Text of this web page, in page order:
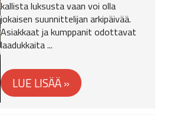
kallista luksusta vaan voi olla
jokaisen suunnittelijan arkipäivää.
Asiakkaat ja kumppanit odottavat
laadukkaita ...